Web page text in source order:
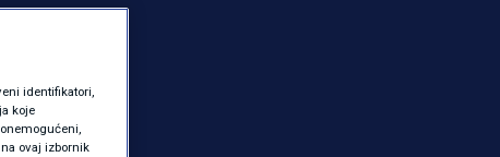
identifikatori,
koje
ovaj izbornik